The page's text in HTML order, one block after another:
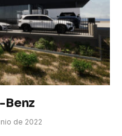
Benz
de 2022